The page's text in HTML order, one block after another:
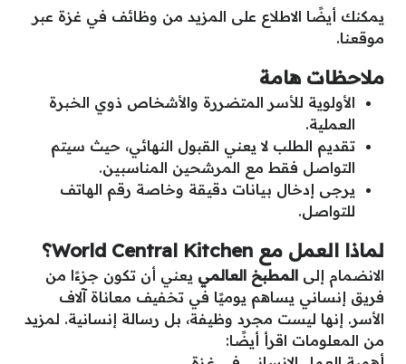
يمكنك أيضًا الاطلاع على المزيد من وظائف في غزة عبر
موقعنا.
ملاحظات هامة
الأولوية للأسر المتضررة والأشخاص ذوي الخبرة
العملية.
تقديم الطلب لا يعني القبول النهائي، حيث سيتم
التواصل فقط مع المرشحين المناسبين.
يرجى إدخال بيانات دقيقة وخاصة رقم الهاتف
للتواصل.
لماذا العمل مع World Central Kitchen؟
الانضمام إلى المطبخ العالمي يعني أن تكون جزءًا من
فريق إنساني يساهم يوميًا في تخفيف معاناة آلاف
الأسر. إنها ليست مجرد وظيفة، بل رسالة إنسانية. لمزيد
من المعلومات اقرأ أيضًا: